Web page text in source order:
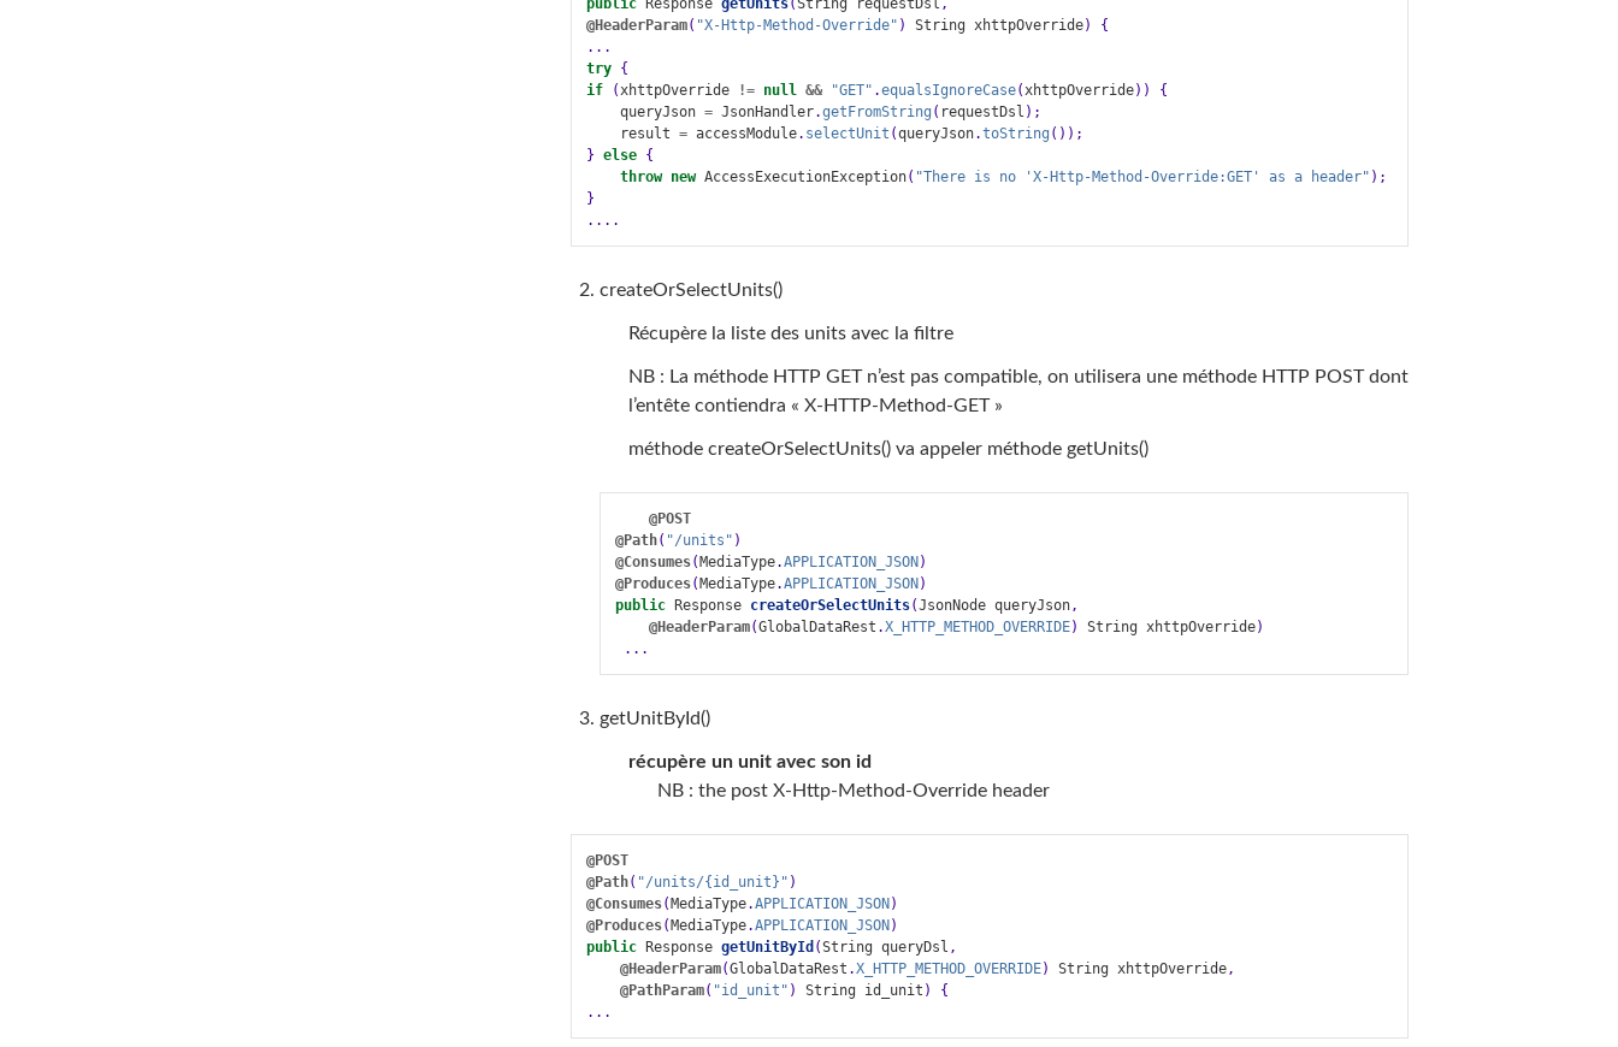
public
Response getUnits(String requestDsl ,
@HeaderParam( "X-Http-Method-Override" ) String xhttpOverride)
{
...
try {
if
(xhttpOverride != null && "GET" .equalsIgnoreCase(xhttpOverride))
{
queryJson = JsonHandler.getFromString ( requestDsl );
result = accessModule. selectUnit (queryJson.toString ());
} else {
throw new AccessExecutionException( "There is no 'X-Http-Method-Override:GET' as a header" );
}
....
createOrSelectUnits()
Récupère la liste des units avec la filtre
NB : La méthode HTTP GET n’est pas compatible, on utilisera une méthode HTTP POST dont
l’entête contiendra « X-HTTP-Method-GET »
méthode createOrSelectUnits() va appeler méthode getUnits()
@POST
@Path( "/units" )
@Consumes( MediaType.APPLICATION_JSON )
@Produces( MediaType.APPLICATION_JSON )
public
Response createOrSelectUnits(JsonNode queryJson,
@HeaderParam(GlobalDataRest .X_HTTP_METHOD_OVERRIDE) String xhttpOverride)
...
getUnitById()
récupère un unit avec son id
NB : the post X-Http-Method-Override header
@POST
@Path( "/units/{id_unit}" )
@Consumes( MediaType.APPLICATION_JSON )
@Produces( MediaType.APPLICATION_JSON )
public
Response getUnitById (String queryDsl ,
@HeaderParam(GlobalDataRest .X_HTTP_METHOD_OVERRIDE) String xhttpOverride,
@PathParam( "id_unit" ) String id_unit )
{
...